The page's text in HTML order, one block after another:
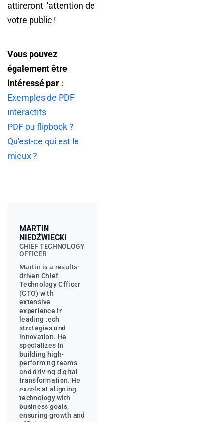
attireront l'attention de
votre public !
Vous pouvez
également être
intéressé par :
Exemples de PDF
interactifs
PDF ou flipbook ?
Qu'est-ce qui est le
mieux ?
MARTIN
NIEDŹWIECKI
CHIEF TECHNOLOGY
OFFICER
Martin is a results-
driven Chief
Technology Officer
(CTO) with
extensive
experience in
leading tech
strategies and
innovation. He
specializes in
building high-
performing teams
and driving digital
transformation. He
excels at aligning
technology with
business goals,
ensuring growth and